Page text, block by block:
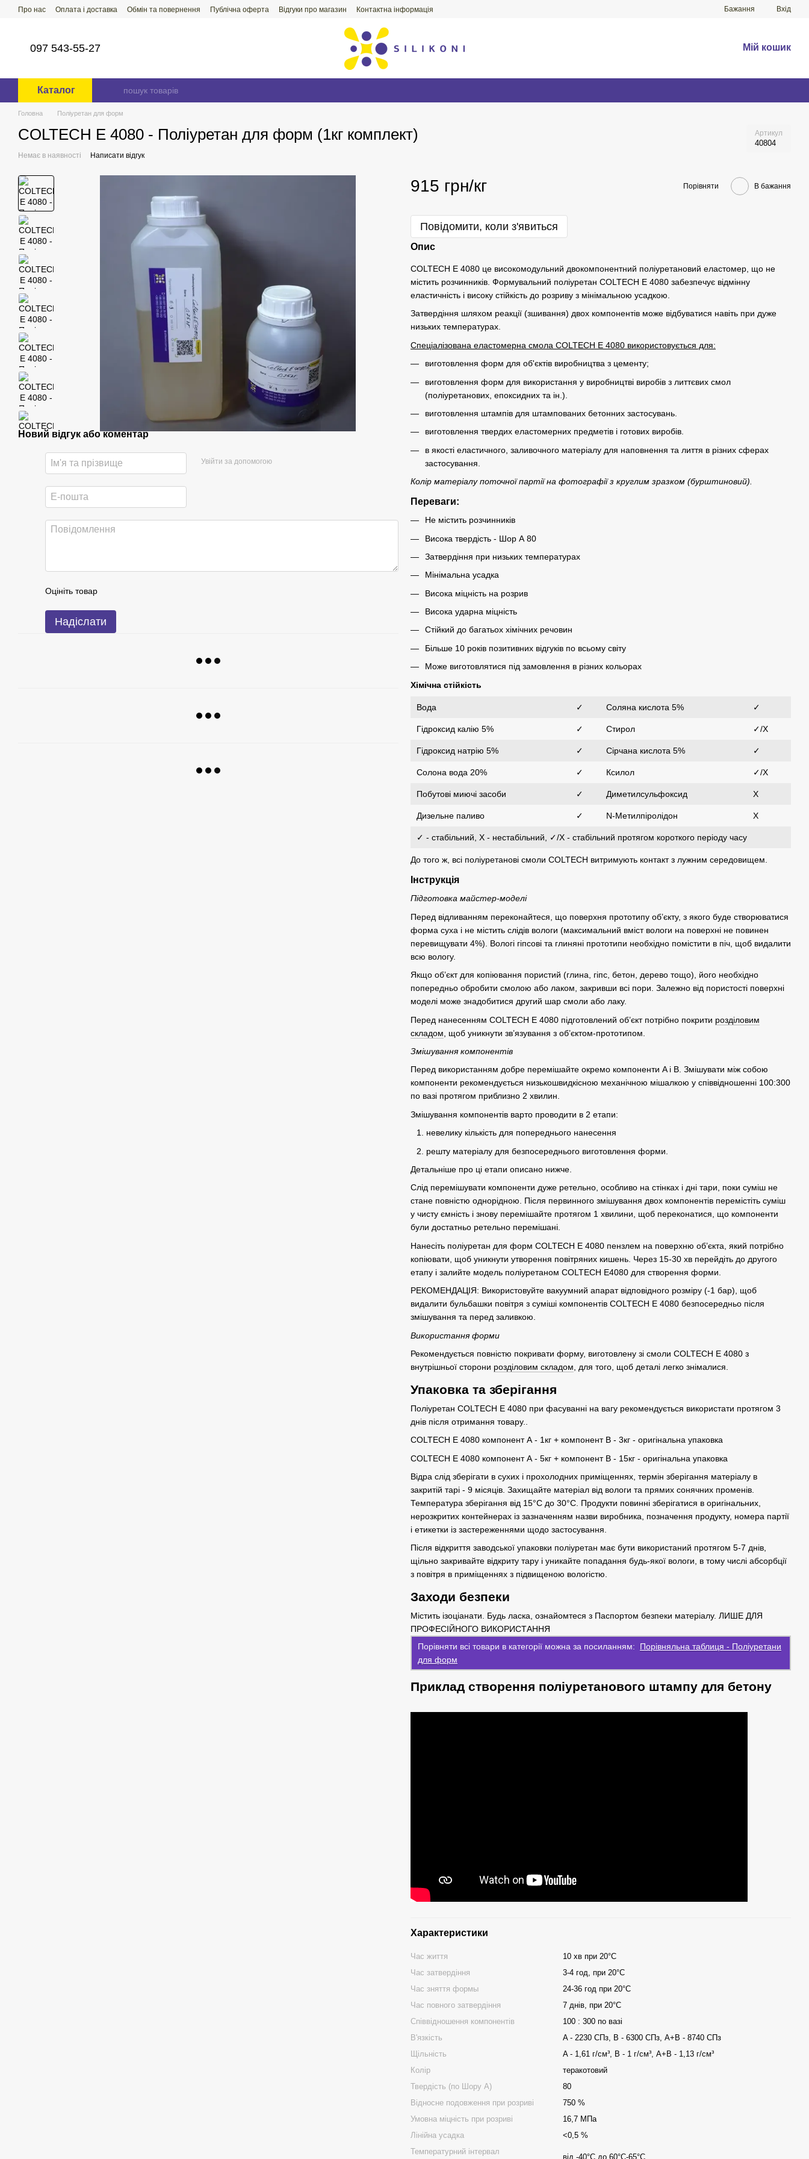
Перейти до основного контенту
Про нас Оплата і доставка Обмін та повернення Публічна оферта Відгуки про магазин Контактна інформація Бажання Вхід
097 543-55-27 Мій кошик
Каталог
Головна Поліуретан для форм
COLTECH E 4080 - Поліуретан для форм (1кг комплект) Артикул
40804
Немає в наявності Написати відгук
Новий відгук або коментар
Увійти за допомогою
Оцініть товар
Надіслати
915 грн/кг Порівняти В бажання
Повідомити, коли з'явиться
Опис
COLTECH E 4080 це високомодульний двокомпонентний поліуретановий еластомер, що не
містить розчинників. Формувальний поліуретан COLTECH E 4080 забезпечує відмінну
еластичність і високу стійкість до розриву з мінімальною усадкою.
Затвердіння шляхом реакції (зшивання) двох компонентів може відбуватися навіть при дуже
низьких температурах.
Спеціалізована еластомерна смола COLTECH E 4080 використовується для:
виготовлення форм для об'єктів виробництва з цементу;
виготовлення форм для використання у виробництві виробів з литтєвих смол
(поліуретанових, епоксидних та ін.).
виготовлення штампів для штампованих бетонних застосувань.
виготовлення твердих еластомерних предметів і готових виробів.
в якості еластичного, заливочного матеріалу для наповнення та лиття в різних сферах
застосування.
Колір матеріалу поточної партії на фотографії з круглим зразком (бурштиновий).
Переваги:
Не містить розчинників
Висока твердість - Шор А 80
Затвердіння при низьких температурах
Мінімальна усадка
Висока міцність на розрив
Висока ударна міцність
Стійкий до багатьох хімічних речовин
Більше 10 років позитивних відгуків по всьому світу
Може виготовлятися під замовлення в різних кольорах
Хімічна стійкість
Вода ✓ Соляна кислота 5% ✓
Гідроксид калію 5% ✓ Стирол ✓/Х
Гідроксид натрію 5% ✓ Сірчана кислота 5% ✓
Солона вода 20% ✓ Ксилол ✓/Х
Побутові миючі засоби ✓ Диметилсульфоксид Х
Дизельне паливо ✓ N-Метилпіролідон Х
✓ - стабільний, X - нестабільний, ✓/X - стабільний протягом короткого періоду часу
До того ж, всі поліуретанові смоли COLTECH витримують контакт з лужним середовищем.
Інструкція
Підготовка майстер-моделі
Перед відливанням переконайтеся, що поверхня прототипу об’єкту, з якого буде створюватися
форма суха і не містить слідів вологи (максимальний вміст вологи на поверхні не повинен
перевищувати 4%). Вологі гіпсові та глиняні прототипи необхідно помістити в піч, щоб видалити
всю вологу.
Якщо об’єкт для копіювання пористий (глина, гіпс, бетон, дерево тощо), його необхідно
попередньо обробити смолою або лаком, закривши всі пори. Залежно від пористості поверхні
моделі може знадобитися другий шар смоли або лаку.
Перед нанесенням COLTECH E 4080 підготовлений об’єкт потрібно покрити розділовим
складом , щоб уникнути зв’язування з об’єктом-прототипом.
Змішування компонентів
Перед використанням добре перемішайте окремо компоненти A і В. Змішувати між собою
компоненти рекомендується низькошвидкісною механічною мішалкою у співвідношенні 100:300
по вазі протягом приблизно 2 хвилин.
Змішування компонентів варто проводити в 2 етапи:
невелику кількість для попереднього нанесення
решту матеріалу для безпосереднього виготовлення форми.
Детальніше про ці етапи описано нижче.
Слід перемішувати компоненти дуже ретельно, особливо на стінках і дні тари, поки суміш не
стане повністю однорідною. Після первинного змішування двох компонентів перемістіть суміш
у чисту ємність і знову перемішайте протягом 1 хвилини, щоб переконатися, що компоненти
були достатньо ретельно перемішані.
Нанесіть поліуретан для форм COLTECH E 4080 пензлем на поверхню об’єкта, який потрібно
копіювати, щоб уникнути утворення повітряних кишень. Через 15-30 хв перейдіть до другого
етапу і залийте модель поліуретаном COLTECH E4080 для створення форми.
РЕКОМЕНДАЦІЯ: Використовуйте вакуумний апарат відповідного розміру (-1 бар), щоб
видалити бульбашки повітря з суміші компонентів COLTECH E 4080 безпосередньо після
змішування та перед заливкою.
Використання форми
Рекомендується повністю покривати форму, виготовлену зі смоли COLTECH E 4080 з
внутрішньої сторони розділовим складом , для того, щоб деталі легко знімалися.
Упаковка та зберігання
Поліуретан COLTECH E 4080 при фасуванні на вагу рекомендується використати протягом 3
днів після отримання товару..
COLTECH E 4080 компонент А - 1кг + компонент В - 3кг - оригінальна упаковка
COLTECH E 4080 компонент А - 5кг + компонент В - 15кг - оригінальна упаковка
Відра слід зберігати в сухих і прохолодних приміщеннях, термін зберігання матеріалу в
закритій тарі - 9 місяців. Захищайте матеріал від вологи та прямих сонячних променів.
Температура зберігання від 15°С до 30°С. Продукти повинні зберігатися в оригінальних,
нерозкритих контейнерах із зазначенням назви виробника, позначення продукту, номера партії
і етикетки із застереженнями щодо застосування.
Після відкриття заводської упаковки поліуретан має бути використаний протягом 5-7 днів,
щільно закривайте відкриту тару і уникайте попадання будь-якої вологи, в тому числі абсорбції
з повітря в приміщеннях з підвищеною вологістю.
Заходи безпеки
Містить ізоціанати. Будь ласка, ознайомтеся з Паспортом безпеки матеріалу. ЛИШЕ ДЛЯ
ПРОФЕСІЙНОГО ВИКОРИСТАННЯ
Порівняти всі товари в категорії можна за посиланням: Порівняльна таблиця - Поліуретани
для форм
Приклад створення поліуретанового штампу для бетону
Характеристики
Час життя
10 хв при 20°C
Час затвердіння
3-4 год, при 20°С
Час зняття формы
24-36 год при 20°С
Час повного затвердіння
7 днів, при 20°С
Співвідношення компонентів
100 : 300 по вазі
В'язкість
A - 2230 СПз, В - 6300 СПз, А+В - 8740 СПз
Щільність
A - 1,61 г/см³, В - 1 г/см³, А+В - 1,13 г/см³
Колір
теракотовий
Твердість (по Шору А)
80
Відносне подовження при розриві
750 %
Умовна міцність при розриві
16,7 МПа
Лінійна усадка
<0,5 %
Температурний інтервал
від -40°С до 60°С-65°С